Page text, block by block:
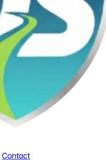
Contact